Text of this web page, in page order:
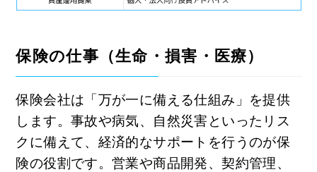
保険の仕事（生命・損害・医療）
保険会社は「万が一に備える仕組み」を提供
します。事故や病気、自然災害といったリス
クに備えて、経済的なサポートを行うのが保
険の役割です。営業や商品開発、契約管理、